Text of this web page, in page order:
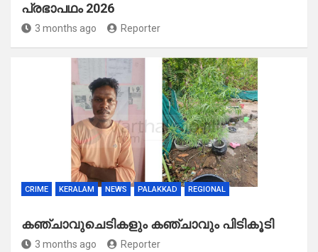
പ്രഭാപഥം 2026
3 months ago Reporter
CRIME KERALAM NEWS PALAKKAD REGIONAL
കഞ്ചാവുചെടികളും കഞ്ചാവും പിടികൂടി
3 months ago Reporter